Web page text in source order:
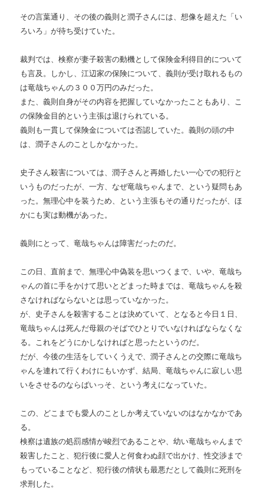
その言葉通り、その後の義則と潤子さんには、想像を超えた「い
ろいろ」が待ち受けていた。
裁判では、検察が妻子殺害の動機として保険金利得目的について
も言及。しかし、江辺家の保険について、義則が受け取れるもの
は竜哉ちゃんの３００万円のみだった。
また、義則自身がその内容を把握していなかったこともあり、こ
の保険金目的という主張は退けられている。
義則も一貫して保険金については否認していた。義則の頭の中
は、潤子さんのことしかなかった。
史子さん殺害については、潤子さんと再婚したい一心での犯行と
いうものだったが、一方、なぜ竜哉ちゃんまで、という疑問もあ
った。無理心中を装うため、という主張もその通りだったが、ほ
かにも実は動機があった。
義則にとって、竜哉ちゃんは障害だったのだ。
この日、直前まで、無理心中偽装を思いつくまで、いや、竜哉ち
ゃんの首に手をかけて思いとどまった時までは、竜哉ちゃんを殺
さなければならないとは思っていなかった。
が、史子さんを殺害することは決めていて、となると今日１日、
竜哉ちゃんは死んだ母親のそばでひとりでいなければならなくな
る。これをどうにかしなければと思ったというのだ。
だが、今後の生活をしていくうえで、潤子さんとの交際に竜哉ち
ゃんを連れて行くわけにもいかず、結局、竜哉ちゃんに寂しい思
いをさせるのならばいっそ、という考えになっていた。
この、どこまでも愛人のことしか考えていないのはなかなかであ
る。
検察は遺族の処罰感情が峻烈であることや、幼い竜哉ちゃんまで
殺害したこと、犯行後に愛人と何食わぬ顔で出かけ、性交渉まで
もっていることなど、犯行後の情状も最悪だとして義則に死刑を
求刑した。